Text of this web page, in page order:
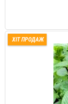
ХІТ ПРОДАЖ